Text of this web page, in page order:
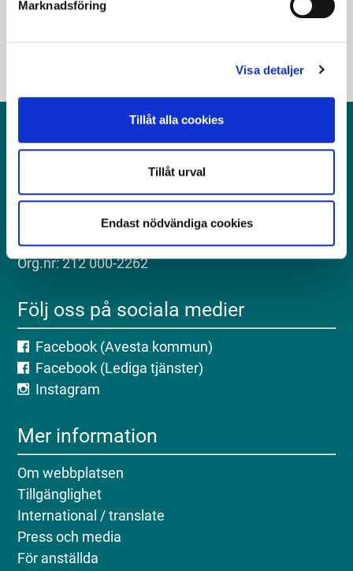
Marknadsföring
Visa detaljer
Tillåt alla cookies
Tillåt urval
Endast nödvändiga cookies
Kontakt
Postadress: Avesta kommun, 774 81 Avesta
Besöksadress: Kungsgatan 18, Avesta
Telefon: 0226-64 50 00
E-post: servicecenter@avesta.se
Org.nr: 212 000-2262
Följ oss på sociala medier
Facebook (Avesta kommun)
Facebook (Lediga tjänster)
Instagram
Mer information
Om webbplatsen
Tillgänglighet
International / translate
Press och media
För anställda